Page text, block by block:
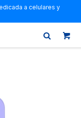
a celulares y